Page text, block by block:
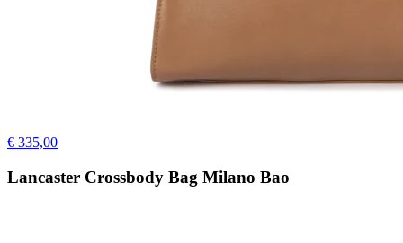
€ 335,00
Lancaster Crossbody Bag Milano Bao